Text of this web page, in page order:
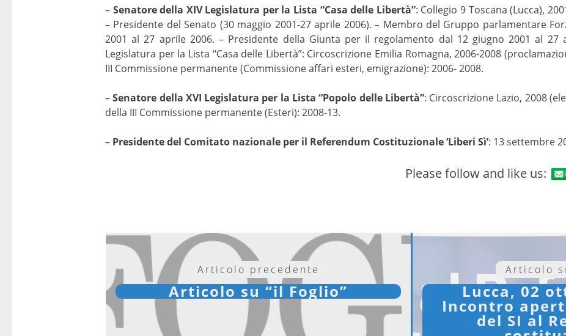
– Senatore della XIV Legislatura per la Lista “Casa delle Libertà”: Collegio 9 Toscana (Lucca),
– Presidente del Senato (30 maggio 2001-27 aprile 2006). – Membro del Gruppo parlamentare
2001 al 27 aprile 2006. – Presidente della Giunta per il regolamento dal 12 giugno 2001 al 27
Legislatura per la Lista “Casa delle Libertà”: Circoscrizione Emilia Romagna, 2006-2008
III Commissione permanente (Commissione affari esteri, emigrazione): 2006- 2008.
–Senatore della XVI Legislatura per la Lista “Popolo delle Libertà”: Circoscrizione Lazio, 2008
della III Commissione permanente (Esteri): 2008-13.
– Presidente del Comitato nazionale per il Referendum Costituzionale ‘Liberi Sì’: 13 settembre
Please follow and like us:
Articolo precedente
Articolo su “il Foglio”
Articolo
Lucca, 02
Incontro
del SI al